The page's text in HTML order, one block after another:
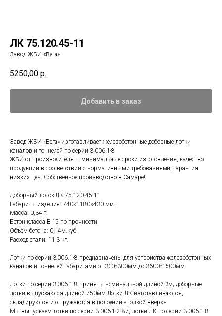
ЛК 75.120.45-11
Завод ЖБИ «Вега»
5250,00 р.
Добавить в заказ
Завод ЖБИ «Вега» изготавливает железобетонные доборные лотки
каналов и тоннелей по серии 3.006.1-8
ЖБИ от производителя — минимальные сроки изготовления, качество
продукции в соответствии с нормативными требованиями, гарантия
низких цен. Собственное производство в Самаре!
Доборный лоток ЛК 75.120.45-11
Габариты изделия: 740x1180x430 мм.,
Масса: 0,34 т.
Бетон класса B 15 по прочности.
Объём бетона: 0,14м.куб.
Расход стали: 11,3 кг.
Лотки по серии 3.006.1-8 предназначены для устройства железобетонных
каналов и тоннелей габаритами от 300*300мм до 3600*1500мм.
Лотки по серии 3.006.1-8 приняты номинальной длиной 3м; доборные
лотки выпускаются длиной 750мм.Лотки ЛК изготавливаются,
складируются и отгружаются в полоении «полкой вверх»
Мы выпускаем лотки по серии 3.006.1-2.87, лотки ЛК по серии 3.006.1-8